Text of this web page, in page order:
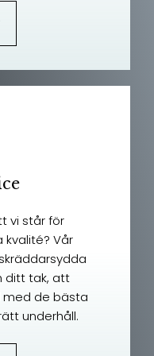
vi står för
Vår
ditt tak, att
med de bästa
underhåll.